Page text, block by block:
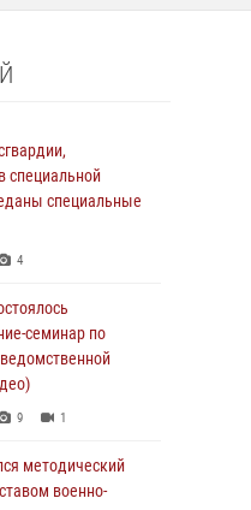
специальной
специальные
4
семинар по
9 1
методический
военно-